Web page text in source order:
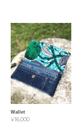
Wallet
¥16,000